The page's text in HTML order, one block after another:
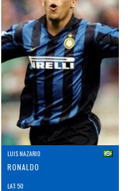
LUIS NAZARIO
RONALDO
LAT: 50